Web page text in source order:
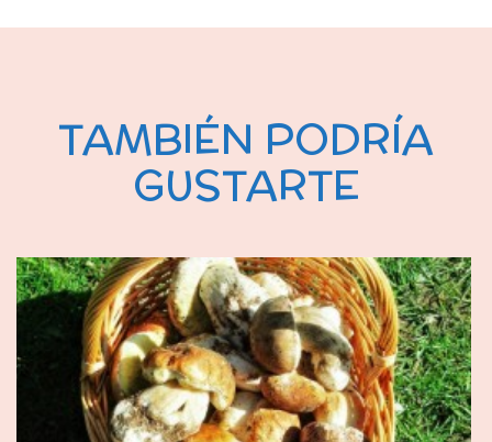
TAMBIÉN PODRÍA
GUSTARTE
JUN 19, 2014
PEPITOS DE CREMA VERSIÓN CAMPESTRE.